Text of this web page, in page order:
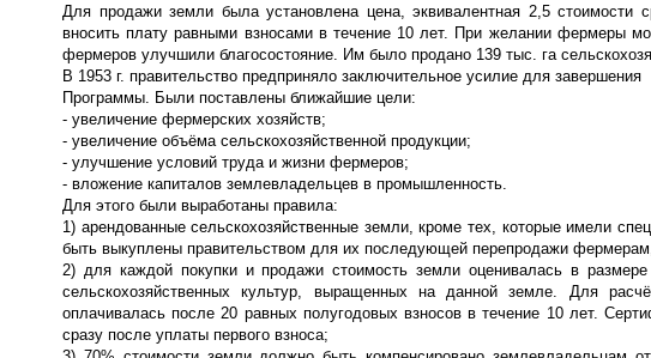
Для продажи земли была установлена цена, эквивалентная 2,5
вносить плату равными взносами в течение 10 лет. При желании фермеры
фермеров улучшили благосостояние. Им было продано 139 тыс. га
В 1953 г. правительство предприняло заключительное усилие для завершения
Программы. Были поставлены ближайшие цели:
- увеличение фермерских хозяйств;
- увеличение объёма сельскохозяйственной продукции;
- улучшение условий труда и жизни фермеров;
- вложение капиталов землевладельцев в промышленность.
Для этого были выработаны правила:
1) арендованные сельскохозяйственные земли, кроме тех, которые имели
быть выкуплены правительством для их последующей перепродажи
2) для каждой покупки и продажи стоимость земли оценивалась в
сельскохозяйственных культур, выращенных на данной земле. Для
оплачивалась после 20 равных полугодовых взносов в течение 10 лет.
сразу после уплаты первого взноса;